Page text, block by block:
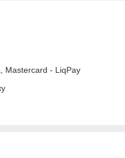
Mastercard - LiqPay